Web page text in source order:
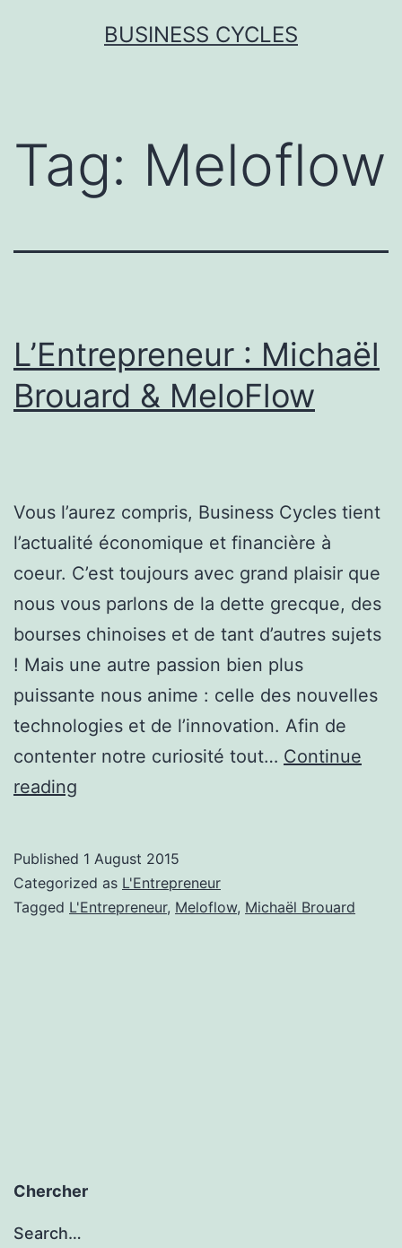
BUSINESS CYCLES
Tag: Meloflow
L’Entrepreneur : Michaël
Brouard & MeloFlow
Vous l’aurez compris, Business Cycles tient
l’actualité économique et financière à
coeur. C’est toujours avec grand plaisir que
nous vous parlons de la dette grecque, des
bourses chinoises et de tant d’autres sujets
! Mais une autre passion bien plus
puissante nous anime : celle des nouvelles
technologies et de l’innovation. Afin de
contenter notre curiosité tout… Continue
reading
Brouard
&
Published 1 August 2015
Categorized as L'Entrepreneur
Tagged L'Entrepreneur, Meloflow, Michaël Brouard
Chercher
Search…